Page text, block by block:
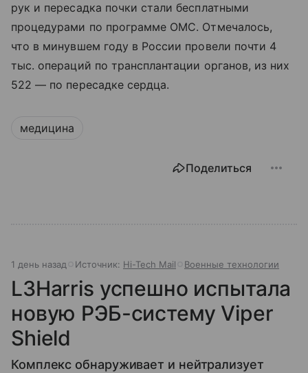
рук и пересадка почки стали бесплатными
процедурами по программе ОМС. Отмечалось,
что в минувшем году в России провели почти 4
тыс. операций по трансплантации органов, из них
522 — по пересадке сердца.
медицина
Поделиться
1 день назад Источник: Hi-Tech Mail Военные технологии
L3Harris успешно испытала
новую РЭБ-систему Viper
Shield
Комплекс обнаруживает и нейтрализует